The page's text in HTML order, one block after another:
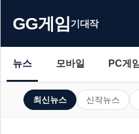
GG게임기대작
뉴스 모바일 PC게
최신뉴스 신작뉴스